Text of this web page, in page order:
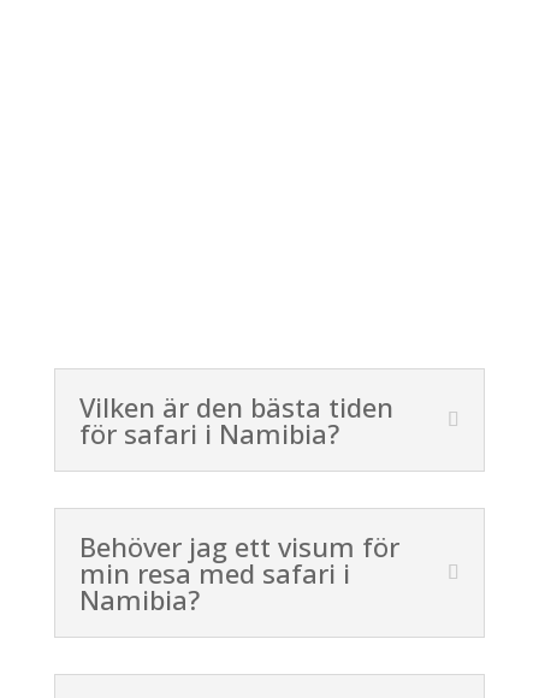
Vilken är den bästa tiden
för safari i Namibia?
Behöver jag ett visum för
min resa med safari i
Namibia?